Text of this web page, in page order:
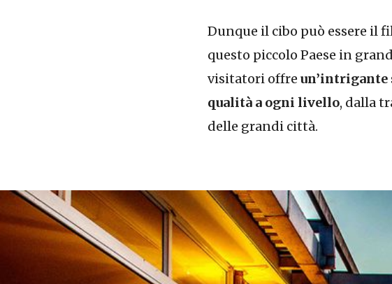
Dunque il cibo può essere il
questo piccolo Paese in
visitatori offre un’intrigante
qualità a ogni livello, dalla
delle grandi città.